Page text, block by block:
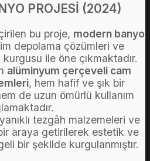
PROJESİ (2024)
bu proje, modern banyo
depolama çözümleri ve
ile öne çıkmaktadır.
alüminyum çerçeveli cam
, hem hafif ve şık bir
de uzun ömürlü kullanım
tezgâh malzemeleri ve
araya getirilerek estetik ve
bir şekilde kurgulanmıştır.